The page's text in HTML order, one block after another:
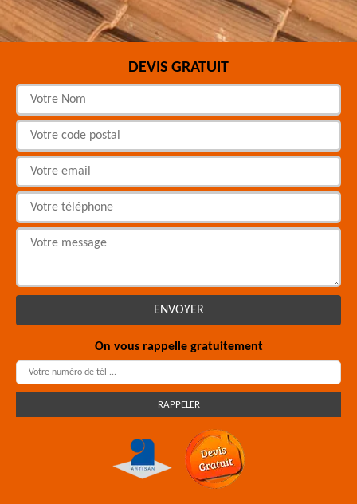
DEVIS GRATUIT
On vous rappelle gratuitement